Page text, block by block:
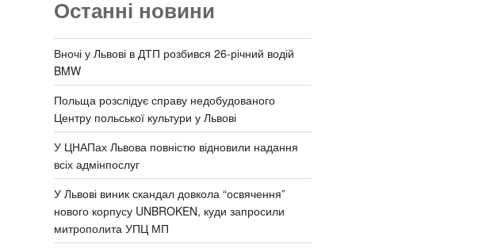
Останні новини
Вночі у Львові в ДТП розбився 26-річний водій
BMW
Польща розслідує справу недобудованого
Центру польської культури у Львові
У ЦНАПах Львова повністю відновили надання
всіх адмінпослуг
У Львові виник скандал довкола “освячення”
нового корпусу UNBROKEN, куди запросили
митрополита УПЦ МП